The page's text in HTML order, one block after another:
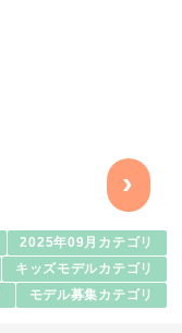
›
2025年09月カテゴリ
キッズモデルカテゴリ
モデル募集カテゴリ